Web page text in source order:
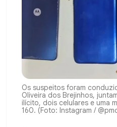
Os suspeitos foram
Oliveira dos Brejinhos,
ilícito, dois celulares e uma
160. (Foto: Instagram /